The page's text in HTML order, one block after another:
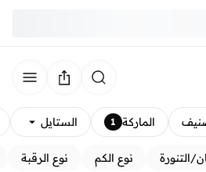
الماركة 1 الستايل
التنورة نوع الكم نوع الرقبة